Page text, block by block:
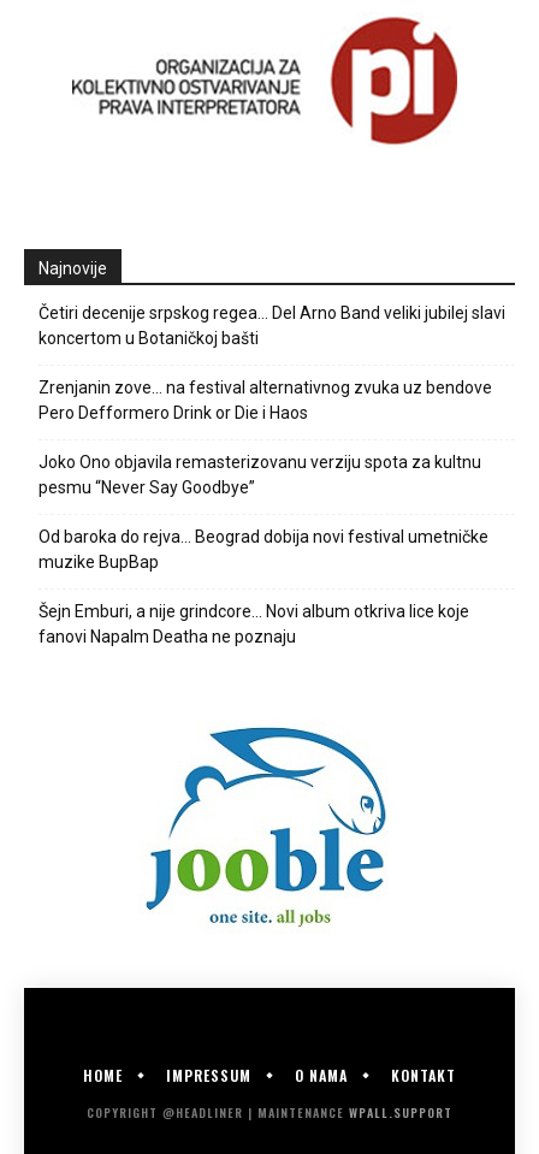
Najnovije
Četiri decenije srpskog regea… Del Arno Band veliki jubilej slavi
koncertom u Botaničkoj bašti
Zrenjanin zove… na festival alternativnog zvuka uz bendove
Pero Defformero Drink or Die i Haos
Joko Ono objavila remasterizovanu verziju spota za kultnu
pesmu “Never Say Goodbye”
Od baroka do rejva… Beograd dobija novi festival umetničke
muzike BupBap
Šejn Emburi, a nije grindcore… Novi album otkriva lice koje
fanovi Napalm Deatha ne poznaju
HOME IMPRESSUM O NAMA KONTAKT
COPYRIGHT @HEADLINER | MAINTENANCE WPALL.SUPPORT